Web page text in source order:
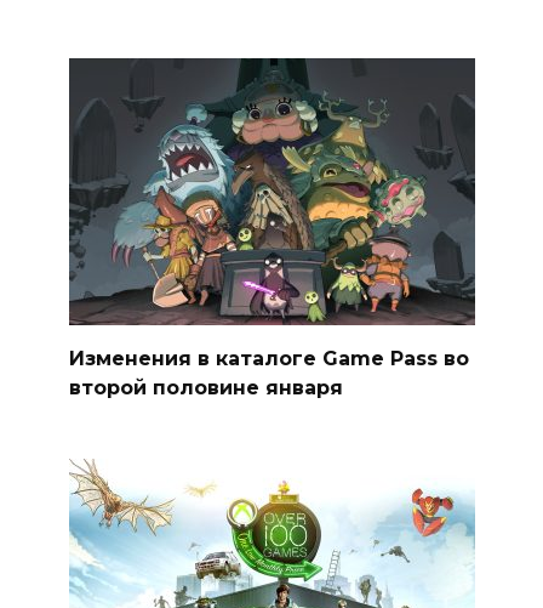
Изменения в каталоге Game Pass во
второй половине января